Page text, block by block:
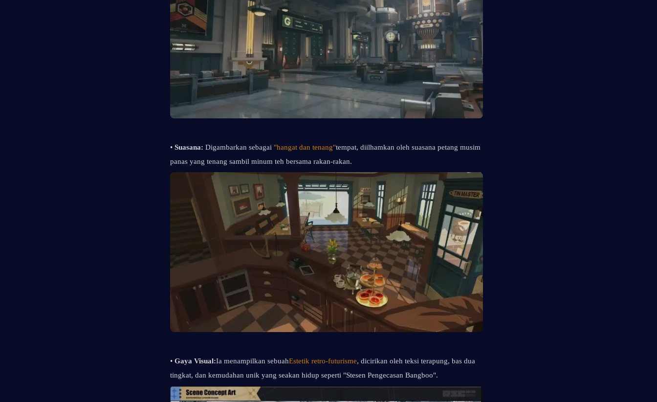
• Suasana: Digambarkan sebagai "hangat dan tenang"tempat, diilhamkan oleh suasana petang musim
panas yang tenang sambil minum teh bersama rakan-rakan.
• Gaya Visual:Ia menampilkan sebuahEstetik retro-futurisme, dicirikan oleh teksi terapung, bas dua
tingkat, dan kemudahan unik yang seakan hidup seperti "Stesen Pengecasan Bangboo".